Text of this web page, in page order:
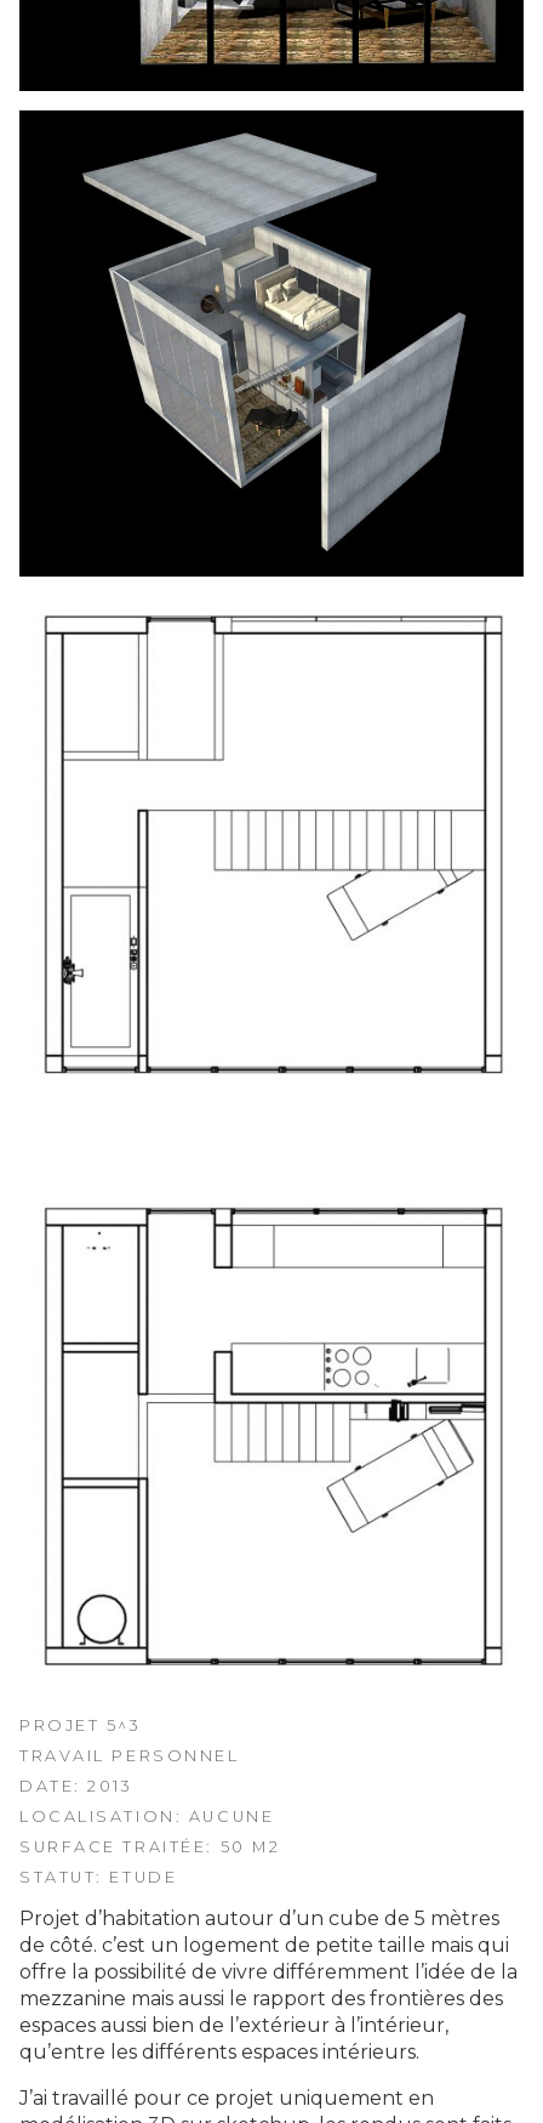
PROJET 5^3
TRAVAIL PERSONNEL
DATE: 2013
LOCALISATION: AUCUNE
SURFACE TRAITÉE: 50 M2
STATUT: ETUDE
Projet d’habitation autour d’un cube de 5 mètres
de côté. c’est un logement de petite taille mais qui
offre la possibilité de vivre différemment l’idée de la
mezzanine mais aussi le rapport des frontières des
espaces aussi bien de l’extérieur à l’intérieur,
qu’entre les différents espaces intérieurs.
J’ai travaillé pour ce projet uniquement en